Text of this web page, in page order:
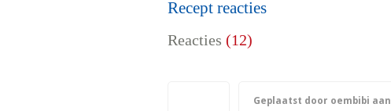
Recept reacties
Reacties (12)
Geplaatst door oembibi aan